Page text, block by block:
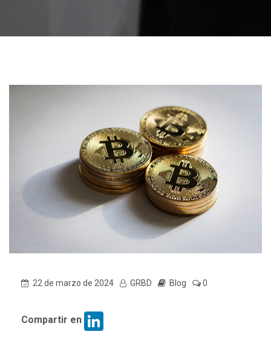
22 de marzo de 2024 GRBD Blog 0
Compartir en